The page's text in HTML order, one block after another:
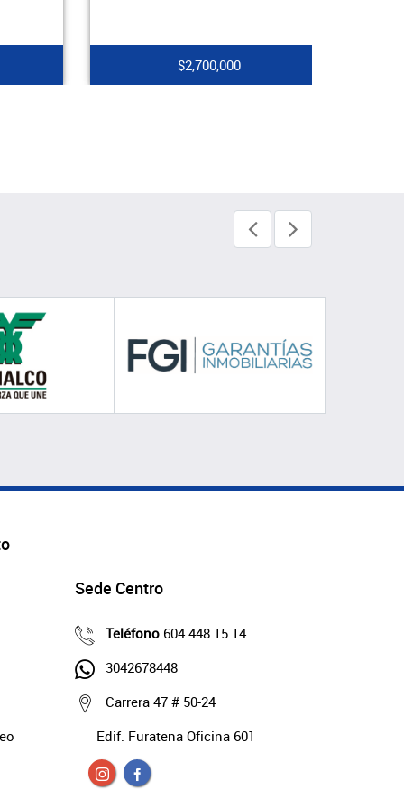
$2,700,000
Sede Centro
Teléfono 604 448 15 14
3042678448
Carrera 47 # 50-24
Edif. Furatena Oficina 601